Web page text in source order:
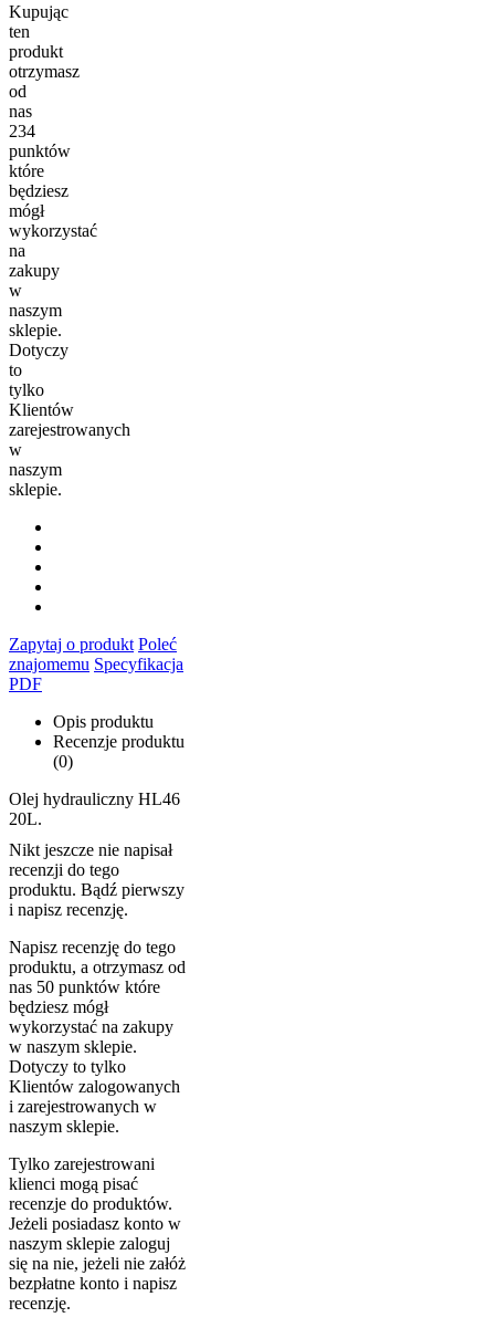
Kupując
ten
produkt
otrzymasz
od
nas
234
punktów
które
będziesz
mógł
wykorzystać
na
zakupy
w
naszym
sklepie.
Dotyczy
to
tylko
Klientów
zarejestrowanych
w
naszym
sklepie.
Zapytaj o produkt Poleć
znajomemu Specyfikacja
PDF
Opis produktu
Recenzje produktu
(0)
Olej hydrauliczny HL46
20L.
Nikt jeszcze nie napisał
recenzji do tego
produktu. Bądź pierwszy
i napisz recenzję.
Napisz recenzję do tego
produktu, a otrzymasz od
nas 50 punktów które
będziesz mógł
wykorzystać na zakupy
w naszym sklepie.
Dotyczy to tylko
Klientów zalogowanych
i zarejestrowanych w
naszym sklepie.
Tylko zarejestrowani
klienci mogą pisać
recenzje do produktów.
Jeżeli posiadasz konto w
naszym sklepie zaloguj
się na nie, jeżeli nie załóż
bezpłatne konto i napisz
recenzję.